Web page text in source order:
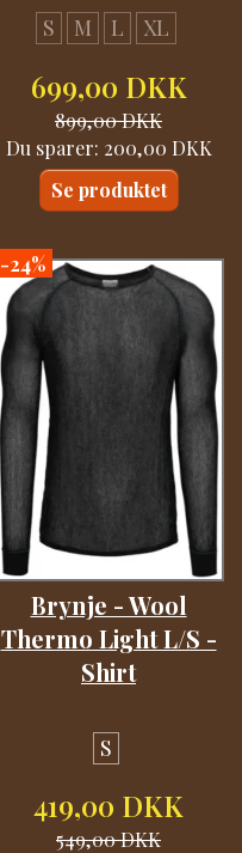
S M L XL
699,00 DKK
899,00 DKK
Du sparer: 200,00 DKK
Se produktet
-24%
Brynje - Wool
Thermo Light L/S -
Shirt
S
419,00 DKK
549,00 DKK